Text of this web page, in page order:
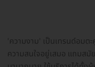
'ความงาม' เป็นเทรนด์อมต
ความสนใจอยู่เสมอ แถมส